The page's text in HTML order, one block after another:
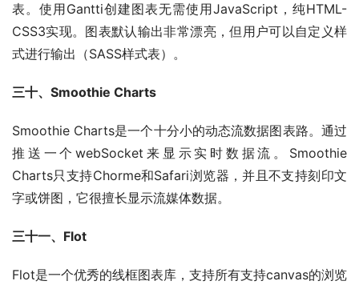
表。使用Gantti创建图表无需使用JavaScript，纯HTML-
CSS3实现。图表默认输出非常漂亮，但用户可以自定义样
式进行输出（SASS样式表）。
三十、Smoothie Charts
Smoothie Charts是一个十分小的动态流数据图表路。通过
推送一个webSocket来显示实时数据流。Smoothie
Charts只支持Chorme和Safari浏览器，并且不支持刻印文
字或饼图，它很擅长显示流媒体数据。
三十一、Flot
Flot是一个优秀的线框图表库，支持所有支持canvas的浏览